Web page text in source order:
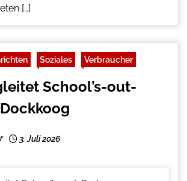
[…]
Soziales Verbraucher
School’s-out-
3. Juli 2026